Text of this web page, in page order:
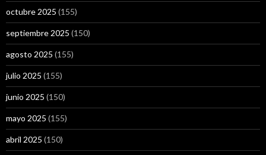
octubre 2025 (155)
septiembre 2025 (150)
agosto 2025 (155)
julio 2025 (155)
junio 2025 (150)
mayo 2025 (155)
abril 2025 (150)